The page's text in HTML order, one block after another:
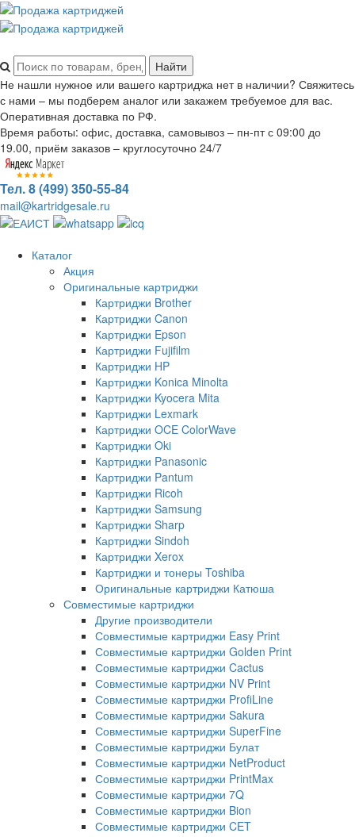
Не нашли нужное или вашего картриджа нет в наличии? Свяжитесь
с нами – мы подберем аналог или закажем требуемое для вас.
Оперативная доставка по РФ.
Время работы: офис, доставка, самовывоз – пн-пт с 09:00 до
19.00, приём заказов – круглосуточно 24/7
Тел. 8 (499) 350-55-84
mail@kartridgesale.ru
Каталог
Акция
Оригинальные картриджи
Картриджи Brother
Картриджи Canon
Картриджи Epson
Картриджи Fujifilm
Картриджи HP
Картриджи Konica Minolta
Картриджи Kyocera Mita
Картриджи Lexmark
Картриджи OCE ColorWave
Картриджи Oki
Картриджи Panasonic
Картриджи Pantum
Картриджи Ricoh
Картриджи Samsung
Картриджи Sharp
Картриджи Sindoh
Картриджи Xerox
Картриджи и тонеры Toshiba
Оригинальные картриджи Катюша
Совместимые картриджи
Другие производители
Совместимые картриджи Easy Print
Совместимые картриджи Golden Print
Совместимые картриджи Cactus
Совместимые картриджи NV Print
Совместимые картриджи ProfiLine
Совместимые картриджи Sakura
Совместимые картриджи SuperFine
Совместимые картриджи Булат
Совместимые картриджи NetProduct
Совместимые картриджи PrintMax
Совместимые картриджи 7Q
Совместимые картриджи Bion
Совместимые картриджи CET